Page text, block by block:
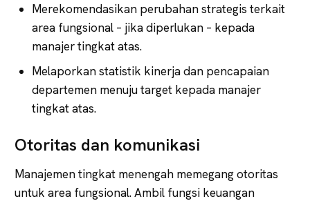
Merekomendasikan perubahan strategis terkait
area fungsional – jika diperlukan – kepada
manajer tingkat atas.
Melaporkan statistik kinerja dan pencapaian
departemen menuju target kepada manajer
tingkat atas.
Otoritas dan komunikasi
Manajemen tingkat menengah memegang otoritas
untuk area fungsional. Ambil fungsi keuangan